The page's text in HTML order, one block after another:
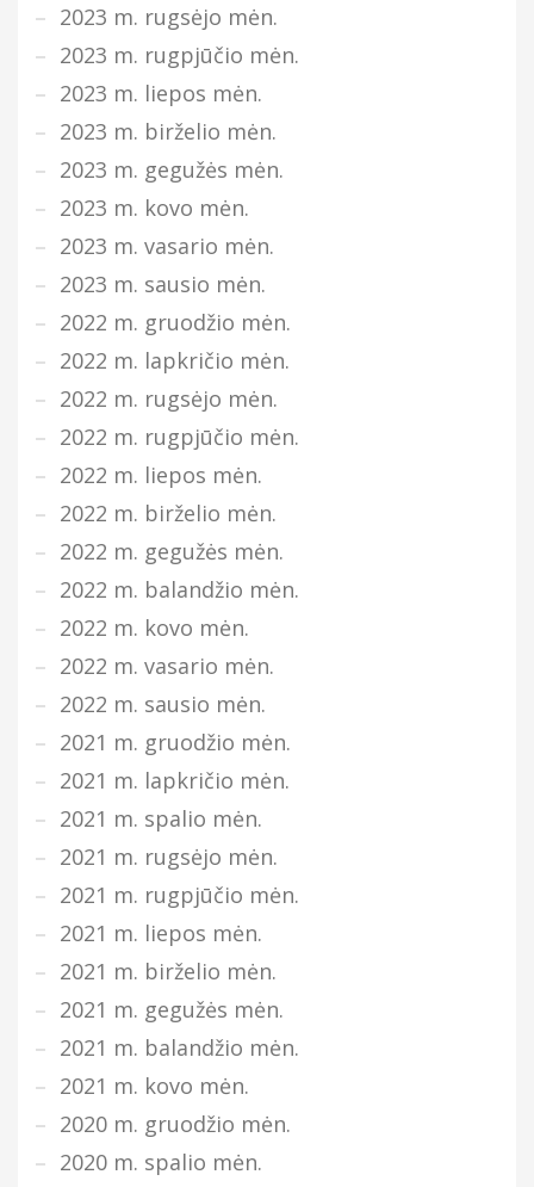
2023 m. rugsėjo mėn.
2023 m. rugpjūčio mėn.
2023 m. liepos mėn.
2023 m. birželio mėn.
2023 m. gegužės mėn.
2023 m. kovo mėn.
2023 m. vasario mėn.
2023 m. sausio mėn.
2022 m. gruodžio mėn.
2022 m. lapkričio mėn.
2022 m. rugsėjo mėn.
2022 m. rugpjūčio mėn.
2022 m. liepos mėn.
2022 m. birželio mėn.
2022 m. gegužės mėn.
2022 m. balandžio mėn.
2022 m. kovo mėn.
2022 m. vasario mėn.
2022 m. sausio mėn.
2021 m. gruodžio mėn.
2021 m. lapkričio mėn.
2021 m. spalio mėn.
2021 m. rugsėjo mėn.
2021 m. rugpjūčio mėn.
2021 m. liepos mėn.
2021 m. birželio mėn.
2021 m. gegužės mėn.
2021 m. balandžio mėn.
2021 m. kovo mėn.
2020 m. gruodžio mėn.
2020 m. spalio mėn.